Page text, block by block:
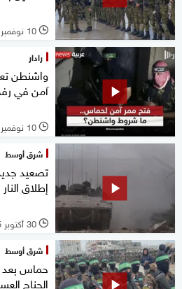
l 10 نوفمبر 2025
رادار
واشنطن
آمن في
l 10 نوفمبر 2025
شرق أوسط
تصعيد
إطلاق
l 30 أكتوبر 2025
شرق أوسط
حماس
الجناح